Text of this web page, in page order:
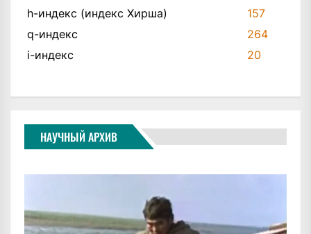
h-индекс (индекс Хирша)
157
q-индекс
264
i-индекс
20
НАУЧНЫЙ АРХИВ